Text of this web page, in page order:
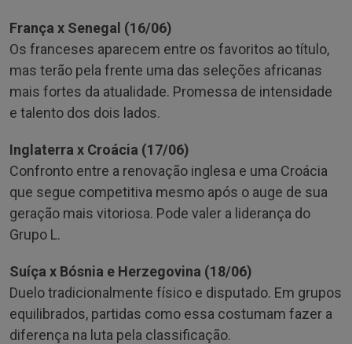
França x Senegal (16/06)
Os franceses aparecem entre os favoritos ao título,
mas terão pela frente uma das seleções africanas
mais fortes da atualidade. Promessa de intensidade
e talento dos dois lados.
Inglaterra x Croácia (17/06)
Confronto entre a renovação inglesa e uma Croácia
que segue competitiva mesmo após o auge de sua
geração mais vitoriosa. Pode valer a liderança do
Grupo L.
Suíça x Bósnia e Herzegovina (18/06)
Duelo tradicionalmente físico e disputado. Em grupos
equilibrados, partidas como essa costumam fazer a
diferença na luta pela classificação.